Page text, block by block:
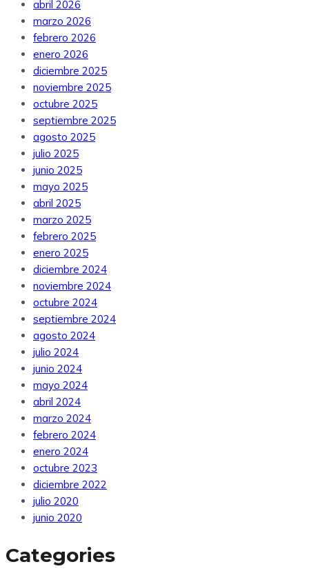
abril 2026
marzo 2026
febrero 2026
enero 2026
diciembre 2025
noviembre 2025
octubre 2025
septiembre 2025
agosto 2025
julio 2025
junio 2025
mayo 2025
abril 2025
marzo 2025
febrero 2025
enero 2025
diciembre 2024
noviembre 2024
octubre 2024
septiembre 2024
agosto 2024
julio 2024
junio 2024
mayo 2024
abril 2024
marzo 2024
febrero 2024
enero 2024
octubre 2023
diciembre 2022
julio 2020
junio 2020
Categories